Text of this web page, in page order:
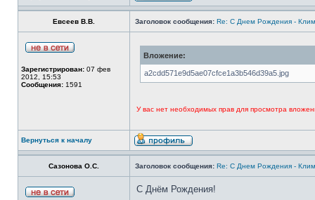
Евсеев В.В. Заголовок сообщения: Re: С Днем Рождения -
Зарегистрирован: 07 фев
2012, 15:53
Сообщения: 1591
Вложение:
a2cdd571e9d5ae07cfce1a3b546d39a5.jpg
У вас нет необходимых прав для просмотра
Вернуться к началу
Сазонова О.С. Заголовок сообщения: Re: С Днем Рождения -
С Днём Рождения!